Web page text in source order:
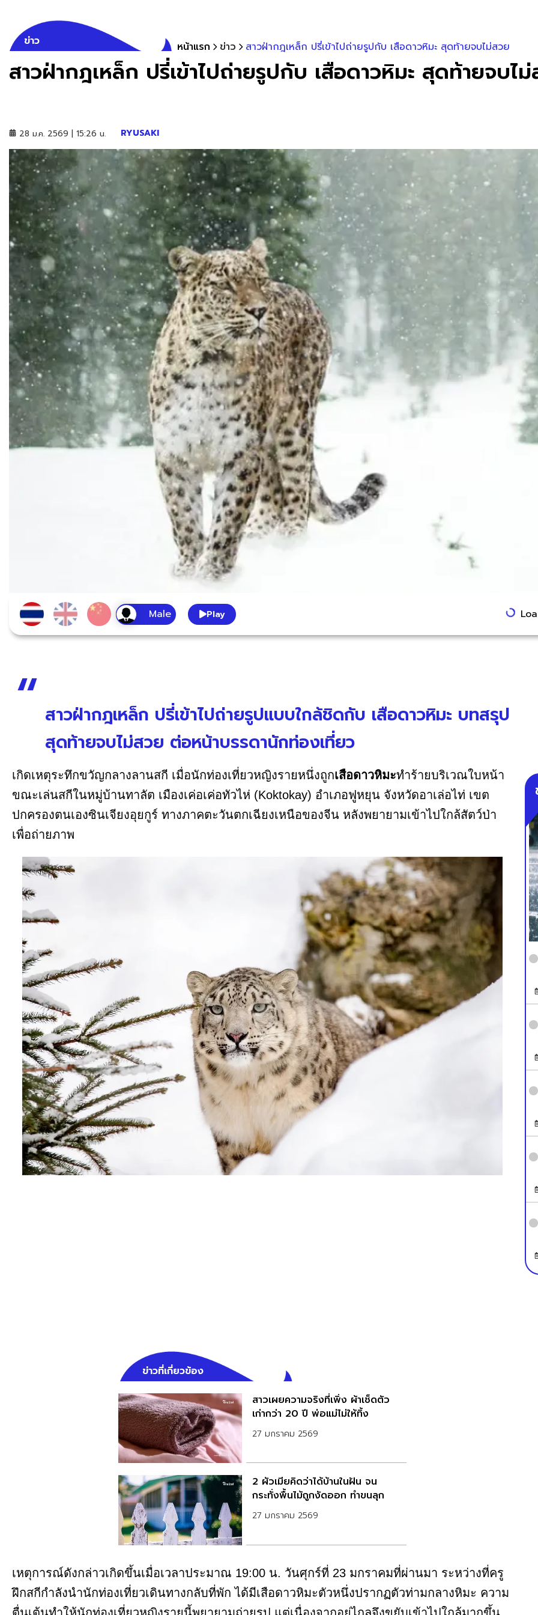
ข่าว หน้าแรก ข่าว สาวฝ่ากฎเหล็ก ปรี่เข้าไปถ่ายรูปกับ เสือดาวหิมะ สุดท้ายจบไม่สวย
สาวฝ่ากฎเหล็ก ปรี่เข้าไปถ่ายรูปกับ เสือดาวหิมะ สุดท้ายจบไ
28 ม.ค. 2569 | 15:26 น. RYUSAKI
Play
สาวฝ่ากฎเหล็ก ปรี่เข้าไปถ่ายรูปแบบใกล้ชิดกับ เสือดาวหิมะ บทสรุป
สุดท้ายจบไม่สวย ต่อหน้าบรรดานักท่องเที่ยว
เกิดเหตุระทึกขวัญกลางลานสกี เมื่อนักท่องเที่ยวหญิงรายหนึ่งถูกเสือดาวหิมะทำร้ายบริเวณใบหน้า
ขณะเล่นสกีในหมู่บ้านทาลัต เมืองเค่อเค่อทัวไห่ (Koktokay) อำเภอฟูหยุน จังหวัดอาเล่อไท่ เขต
ปกครองตนเองซินเจียงอุยกูร์ ทางภาคตะวันตกเฉียงเหนือของจีน หลังพยายามเข้าไปใกล้สัตว์ป่า
เพื่อถ่ายภาพ
ข่าวที่เกี่ยวข้อง
สาวเผยความจริงที่เพิ่ง ผ้าเช็ดตัว
เก่ากว่า 20 ปี พ่อแม่ไม่ให้ทิ้ง
27 มกราคม 2569
2 ผัวเมียคิดว่าได้บ้านในฝัน จน
กระทั่งพื้นไม้ถูกงัดออก ทำขนลุก
27 มกราคม 2569
เหตุการณ์ดังกล่าวเกิดขึ้นเมื่อเวลาประมาณ 19:00 น. วันศุกร์ที่ 23 มกราคมที่ผ่านมา ระหว่างที่ครู
ฝึกสกีกำลังนำนักท่องเที่ยวเดินทางกลับที่พัก ได้มีเสือดาวหิมะตัวหนึ่งปรากฏตัวท่ามกลางหิมะ ความ
ตื่นเต้นทำให้นักท่องเที่ยวหญิงรายนี้พยายามถ่ายรูป แต่เนื่องจากอยู่ไกลจึงขยับเข้าไปใกล้มากขึ้น